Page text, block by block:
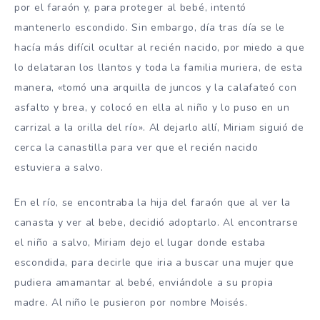
por el faraón y, para proteger al bebé, intentó
mantenerlo escondido. Sin embargo, día tras día se le
hacía más difícil ocultar al recién nacido, por miedo a que
lo delataran los llantos y toda la familia muriera, de esta
manera, «tomó una arquilla de juncos y la calafateó con
asfalto y brea, y colocó en ella al niño y lo puso en un
carrizal a la orilla del río». Al dejarlo allí, Miriam siguió de
cerca la canastilla para ver que el recién nacido
estuviera a salvo.
En el río, se encontraba la hija del faraón que al ver la
canasta y ver al bebe, decidió adoptarlo. Al encontrarse
el niño a salvo, Miriam dejo el lugar donde estaba
escondida, para decirle que iria a buscar una mujer que
pudiera amamantar al bebé, enviándole a su propia
madre. Al niño le pusieron por nombre Moisés.